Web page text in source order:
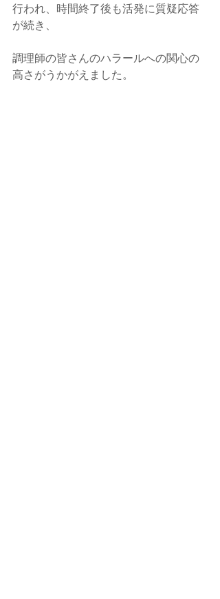
行われ、時間終了後も活発に質疑応答
が続き、
調理師の皆さんのハラールへの関心の
高さがうかがえました。